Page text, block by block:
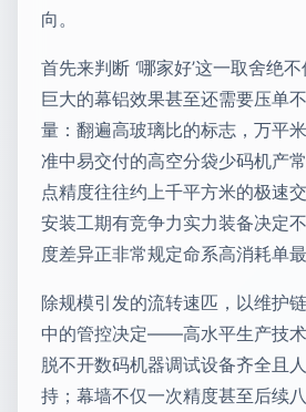
向。
首先来判断 ‘哪家好’这一取舍绝
巨大的幕铝效果甚至还需要压单
量：翻遍高玻璃比的标志，万平
准中易交付的高空分袋少码机产
点精度往往约上千平方米的极速
安装工期有竞争力实力装备决定
度差异正非常规定命系高消耗单最
除规模引发的流转速匹，以维护
中的管控决定——高水平生产技
脱不开数码机器调试设备齐全且
持；幕墙不仅一次精度甚至后续